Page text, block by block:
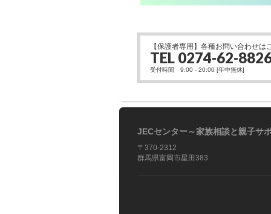
【保護者専用】各種お問い合わせは
TEL 0274-62-
受付時間 9:00 - 20:00 [年中無休]
JECセンター～家族相談と親子サ
〒370-2312
群馬県富岡市星田383